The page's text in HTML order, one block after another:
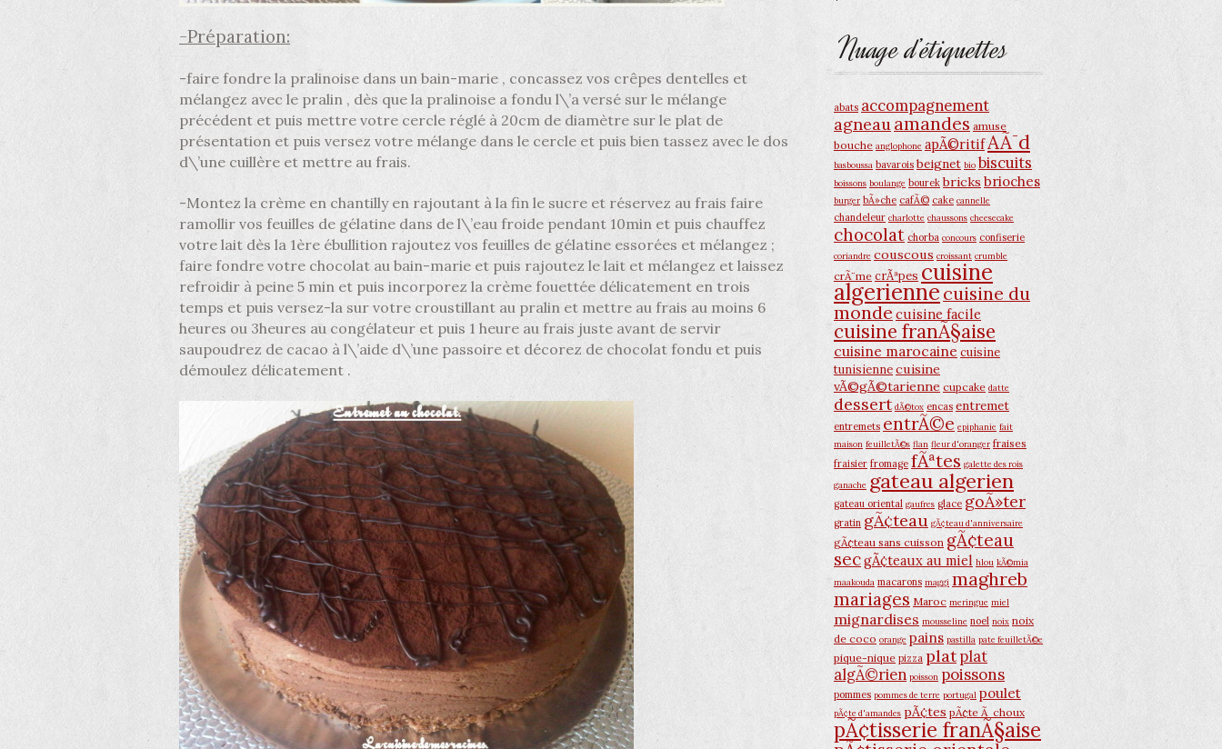
-Préparation:
-faire fondre la pralinoise dans un bain-marie , concassez vos crêpes dentelles et
mélangez avec le pralin , dès que la pralinoise a fondu l\’a versé sur le mélange
précédent et puis mettre votre cercle réglé à 20cm de diamètre sur le plat de
présentation et puis versez votre mélange dans le cercle et puis bien tassez avec le dos
d\’une cuillère et mettre au frais.
-Montez la crème en chantilly en rajoutant à la fin le sucre et réservez au frais faire
ramollir vos feuilles de gélatine dans de l\’eau froide pendant 10min et puis chauffez
votre lait dès la 1ère ébullition rajoutez vos feuilles de gélatine essorées et mélangez ;
faire fondre votre chocolat au bain-marie et puis rajoutez le lait et mélangez et laissez
refroidir à peine 5 min et puis incorporez la crème fouettée délicatement en trois
temps et puis versez-la sur votre croustillant au pralin et mettre au frais au moins 6
heures ou 3heures au congélateur et puis 1 heure au frais juste avant de servir
saupoudrez de cacao à l\’aide d\’une passoire et décorez de chocolat fondu et puis
démoulez délicatement .
Nuage d’étiquettes
abats accompagnement
agneauamandes amuse
bouche anglophone apÃ©ritifAÃ¯d
basboussa bavarois beignet bio biscuits
boissons boulange bourek bricks brioches
burger bÃ»che cafÃ© cake cannelle
chandeleur charlotte chaussons cheesecake
chocolat chorba concours confiserie
coriandre couscous croissant crumble
crÃ¨me crÃªpes cuisine
algeriennecuisine du
monde cuisine facile
cuisine franÃ§aise
cuisine marocaine cuisine
tunisiennecuisine
vÃ©gÃ©tarienne cupcake datte
dessert dÃ©tox encas entremet
entremets entrÃ©e epiphanie fait
maison feuilletÃ©s flan fleur d'oranger fraises
fraisier fromage fÃªtes galette des rois
ganache gateau algerien
gateau oriental gaufres glace goÃ»ter
gratin gÃ¢teau gÃ¢teau d'anniversaire
gÃ¢teau sans cuisson gÃ¢teau
secgÃ¢teaux au miel hlou kÃ©mia
maakouda macarons maggi maghreb
mariages Maroc meringue miel
mignardises mousseline noel noix noix
de coco orange pains pastilla pate feuilletÃ©e
pique-nique pizza plat plat
algÃ©rien poisson poissons
pommes pommes de terre portugal poulet
pÃ¢te d'amandes pÃ¢tes pÃ¢te Ã choux
pÃ¢tisserie franÃ§aise